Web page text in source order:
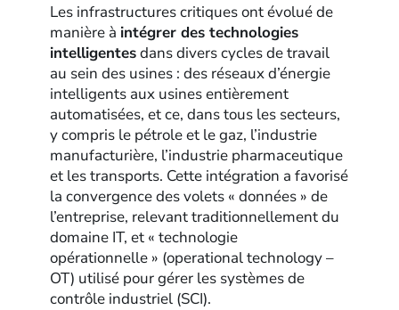
Les infrastructures critiques ont évolué de
manière à intégrer des technologies
intelligentesdans divers cycles de travail
au sein des usines : des réseaux d’énergie
intelligents aux usines entièrement
automatisées, et ce, dans tous les secteurs,
y compris le pétrole et le gaz, l’industrie
manufacturière, l’industrie pharmaceutique
et les transports. Cette intégration a favorisé
la convergence des volets « données » de
l’entreprise, relevant traditionnellement du
domaine IT, et « technologie
opérationnelle » (operational technology –
OT) utilisé pour gérer les systèmes de
contrôle industriel (SCI).